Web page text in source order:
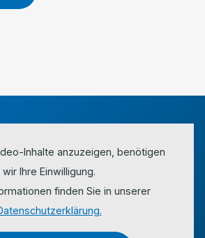
Inhalte anzuzeigen, benötigen
wir Ihre Einwilligung.
finden Sie in unserer